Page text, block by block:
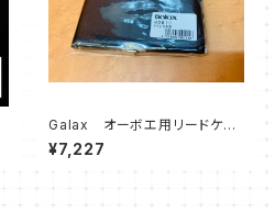
Galax オーボエ用リードケー
ス10本用 GOB-10 【ギャラッ
クス】
¥7,227